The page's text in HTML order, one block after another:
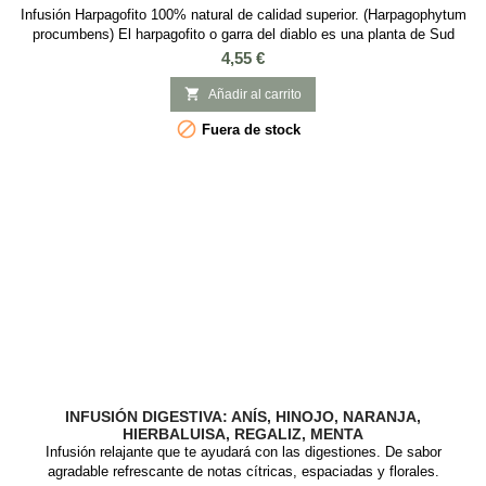
Infusión Harpagofito 100% natural de calidad superior. (Harpagophytum
procumbens) El harpagofito o garra del diablo es una planta de Sud
África, que entre otros beneficios naturales destacamos que es un
excelente analgésico, ayuda a disminuir el dolor muscular, es
antiinflamatorio y mejora la circulación.
Precio
4,55 €
 Añadir al carrito
 Fuera de stock
INFUSIÓN DIGESTIVA: ANÍS, HINOJO, NARANJA,
HIERBALUISA, REGALIZ, MENTA
Infusión relajante que te ayudará con las digestiones. De sabor
agradable refrescante de notas cítricas, espaciadas y florales.